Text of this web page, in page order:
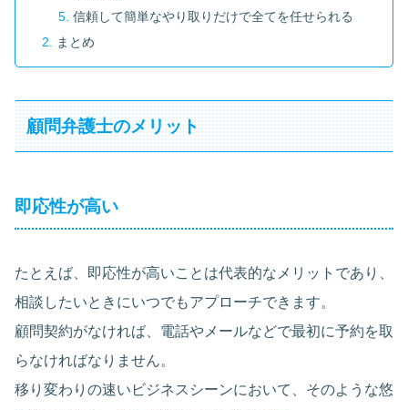
信頼して簡単なやり取りだけで全てを任せられる
まとめ
顧問弁護士のメリット
即応性が高い
たとえば、即応性が高いことは代表的なメリットであり、
相談したいときにいつでもアプローチできます。
顧問契約がなければ、電話やメールなどで最初に予約を取
らなければなりません。
移り変わりの速いビジネスシーンにおいて、そのような悠